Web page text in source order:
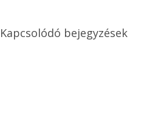
Kapcsolódó bejegyzések